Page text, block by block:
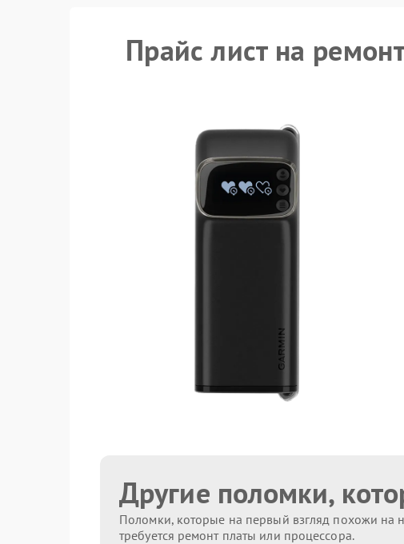
Прайс лист на
Другие поломки,
Поломки, которые на первый взгляд похожи на
требуется ремонт платы или процессора.